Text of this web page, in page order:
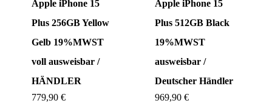
Apple iPhone 15
Plus 256GB Yellow
Gelb 19%MWST
voll ausweisbar /
HÄNDLER
779,90€
Apple iPhone 15
Plus 512GB Black
19%MWST
ausweisbar /
Deutscher Händler
969,90€